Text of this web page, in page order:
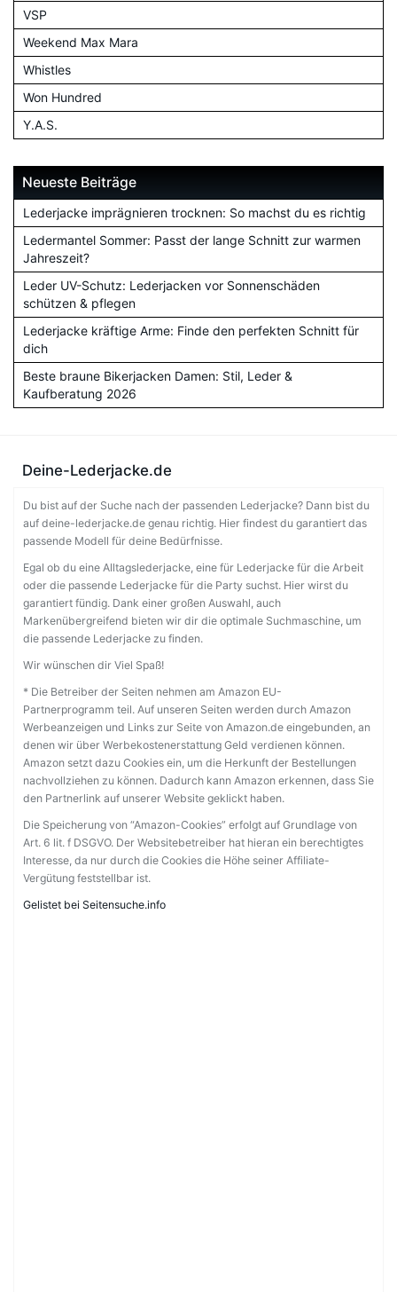
VSP
Weekend Max Mara
Whistles
Won Hundred
Y.A.S.
Neueste Beiträge
Lederjacke imprägnieren trocknen: So machst du es richtig
Ledermantel Sommer: Passt der lange Schnitt zur warmen
Jahreszeit?
Leder UV-Schutz: Lederjacken vor Sonnenschäden
schützen & pflegen
Lederjacke kräftige Arme: Finde den perfekten Schnitt für
dich
Beste braune Bikerjacken Damen: Stil, Leder &
Kaufberatung 2026
Deine-Lederjacke.de
Du bist auf der Suche nach der passenden Lederjacke? Dann bist du
auf deine-lederjacke.de genau richtig. Hier findest du garantiert das
passende Modell für deine Bedürfnisse.
Egal ob du eine Alltagslederjacke, eine für Lederjacke für die Arbeit
oder die passende Lederjacke für die Party suchst. Hier wirst du
garantiert fündig. Dank einer großen Auswahl, auch
Markenübergreifend bieten wir dir die optimale Suchmaschine, um
die passende Lederjacke zu finden.
Wir wünschen dir Viel Spaß!
* Die Betreiber der Seiten nehmen am Amazon EU-
Partnerprogramm teil. Auf unseren Seiten werden durch Amazon
Werbeanzeigen und Links zur Seite von Amazon.de eingebunden, an
denen wir über Werbekostenerstattung Geld verdienen können.
Amazon setzt dazu Cookies ein, um die Herkunft der Bestellungen
nachvollziehen zu können. Dadurch kann Amazon erkennen, dass Sie
den Partnerlink auf unserer Website geklickt haben.
Die Speicherung von “Amazon-Cookies” erfolgt auf Grundlage von
Art. 6 lit. f DSGVO. Der Websitebetreiber hat hieran ein berechtigtes
Interesse, da nur durch die Cookies die Höhe seiner Affiliate-
Vergütung feststellbar ist.
Gelistet bei Seitensuche.info